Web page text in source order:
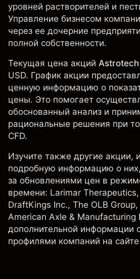
уровней растворителей и
Управление бизнесом
через ее дочерние
полной собственности.
Текущая цена акций Astrotech
USD. График акции
ценную информацию о
цены. Это помогает
обоснованный анализ и
рациональные решения при
CFD.
Изучите также другие акции,
подробную информацию о
за обновлениями цен в
времени: Larimar
DraftKings Inc., The OLB Group,
American Axle & Manufacturing
дополнительной информации
профилями компаний на